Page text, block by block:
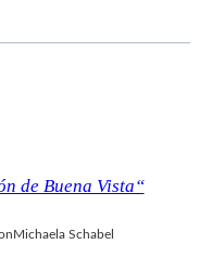
K
N
de Buena Vista“
Michaela Schabel